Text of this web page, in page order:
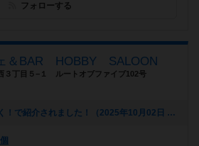
フォローする
＆BAR HOBBY SALOON
３丁目５−１ ルートオブファイブ102号
[NEW] オカザえもんが行く！で紹介されました！（2025年10月02日 18時35分）